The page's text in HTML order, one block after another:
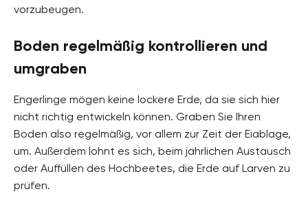
vorzubeugen.
Boden regelmäßig kontrollieren und
umgraben
Engerlinge mögen keine lockere Erde, da sie sich hier
nicht richtig entwickeln können. Graben Sie Ihren
Boden also regelmäßig, vor allem zur Zeit der Eiablage,
um. Außerdem lohnt es sich, beim jährlichen Austausch
oder Auffüllen des Hochbeetes, die Erde auf Larven zu
prüfen.